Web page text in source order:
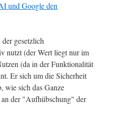
und Google den
gesetzlich
nutzt (der Wert liegt nur im
(da in der Funktionalität
Er sich um die Sicherheit
wie sich das Ganze
der "Aufhübschung" der